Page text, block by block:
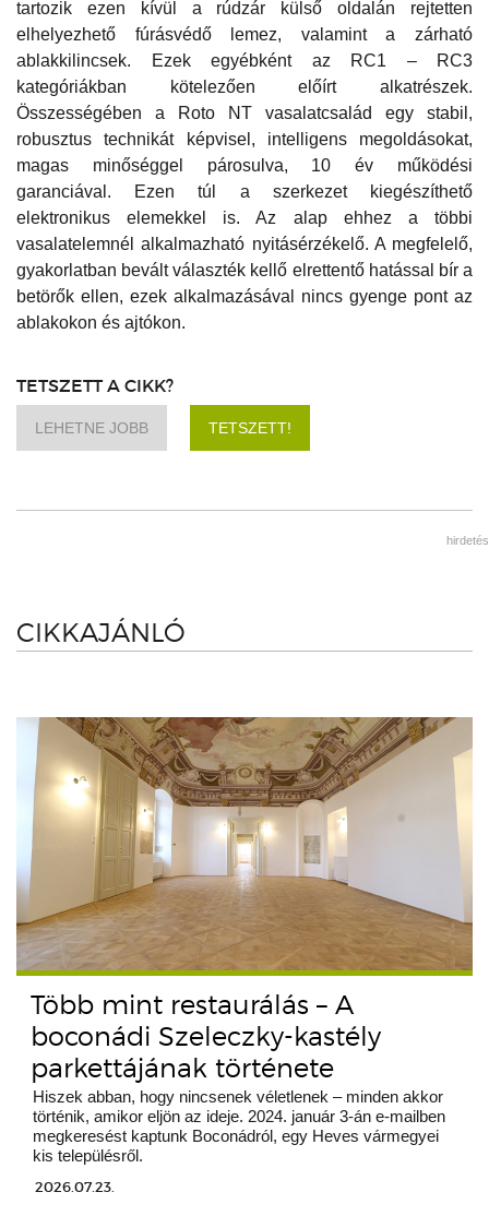
tartozik ezen kívül a rúdzár külső oldalán rejtetten
elhelyezhető fúrásvédő lemez, valamint a zárható
ablakkilincsek. Ezek egyébként az RC1 – RC3
kategóriákban kötelezően előírt alkatrészek.
Összességében a Roto NT vasalatcsalád egy stabil,
robusztus technikát képvisel, intelligens megoldásokat,
magas minőséggel párosulva, 10 év működési
garanciával. Ezen túl a szerkezet kiegészíthető
elektronikus elemekkel is. Az alap ehhez a többi
vasalatelemnél alkalmazható nyitásérzékelő. A megfelelő,
gyakorlatban bevált választék kellő elrettentő hatással bír a
betörők ellen, ezek alkalmazásával nincs gyenge pont az
ablakokon és ajtókon.
TETSZETT A CIKK?
LEHETNE JOBB TETSZETT!
hirdetés
CIKKAJÁNLÓ
Több mint restaurálás – A
boconádi Szeleczky-kastély
parkettájának története
Hiszek abban, hogy nincsenek véletlenek – minden akkor
történik, amikor eljön az ideje. 2024. január 3-án e-mailben
megkeresést kaptunk Boconádról, egy Heves vármegyei
kis településről.
2026.07.23.